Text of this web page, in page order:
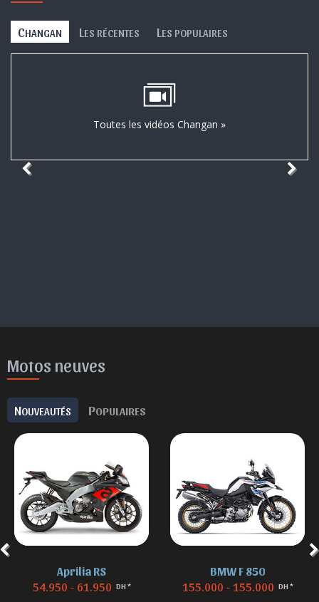
CHANGAN L ES RÉCENTES L ES POPULAIRES
Toutes les vidéos Changan »
Motos neuves
NOUVEAUTÉS POPULAIRES
Aprilia RS
54.950 - 61.950 DH *
BMW F 850
155.000 - 155.000 DH *